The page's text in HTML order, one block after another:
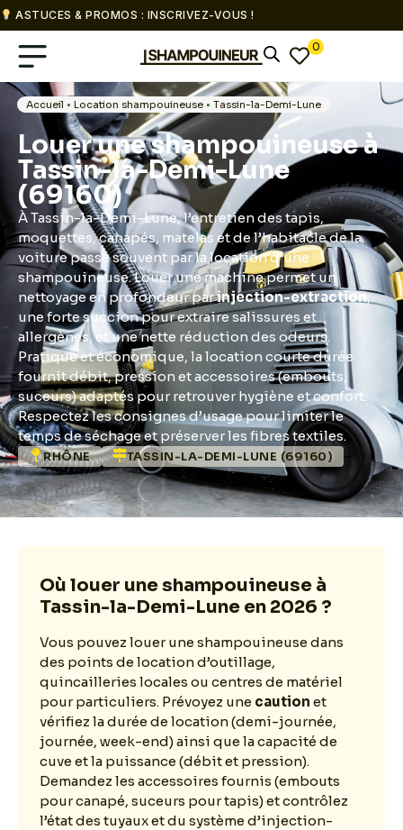
ASTUCES & PROMOS : INSCRIVEZ-VOUS !
0
Accueil • Location shampouineuse • Tassin-la-Demi-Lune
Louer une shampouineuse à
Tassin-la-Demi-Lune
(69160)
À Tassin-la-Demi-Lune, l’entretien des tapis,
moquettes, canapés, matelas et de l’habitacle de la
voiture passe souvent par la location d’une
shampouineuse. Louer une machine permet un
nettoyage en profondeur parinjection-extraction,
une forte succion pour extraire salissures et
allergènes, et une nette réduction des odeurs.
Pratique et économique, la location courte durée
fournit débit, pression et accessoires (embouts,
suceurs) adaptés pour retrouver hygiène et confort.
Respectez les consignes d’usage pour limiter le
temps de séchage et préserver les fibres textiles.
RHÔNE TASSIN-LA-DEMI-LUNE (69160)
Où louer une shampouineuse à
Tassin-la-Demi-Lune en 2026 ?
Vous pouvez louer une shampouineuse dans
des points de location d’outillage,
quincailleries locales ou centres de matériel
pour particuliers. Prévoyez une caution et
vérifiez la durée de location (demi-journée,
journée, week-end) ainsi que la capacité de
cuve et la puissance (débit et pression).
Demandez les accessoires fournis (embouts
pour canapé, suceurs pour tapis) et contrôlez
l’état des tuyaux et du système d’injection-